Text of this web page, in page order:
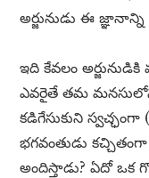
అర్జునుడు ఈ
ఇది కేవలం
ఎవరైతే తమ
కడిగేసుకుని
భగవంతుడు
అందిస్తాడు? ఏదో ఒక